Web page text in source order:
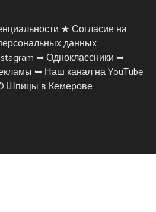
★Согласие на
данных
➥Одноклассники ➥
➥Наш канал на YouTube
Шпицы в Кемерове